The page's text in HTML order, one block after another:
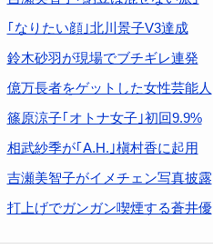
｢なりたい顔｣北川景子V3達成
鈴木砂羽が現場でブチギレ連発
億万長者をゲットした女性芸能人
篠原涼子｢オトナ女子｣初回9.9%
相武紗季が｢A.H.｣槇村香に起用
吉瀬美智子がイメチェン写真披露
打上げでガンガン喫煙する蒼井優